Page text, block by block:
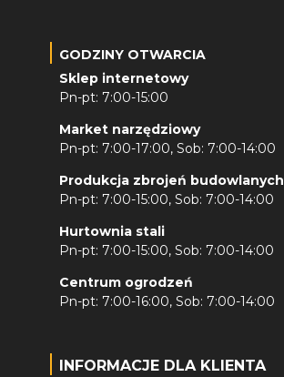
GODZINY OTWARCIA
Sklep internetowy
Pn-pt: 7:00-15:00
Market narzędziowy
Pn-pt: 7:00-17:00, Sob: 7:00-14:00
Produkcja zbrojeń budowlanych
Pn-pt: 7:00-15:00, Sob: 7:00-14:00
Hurtownia stali
Pn-pt: 7:00-15:00, Sob: 7:00-14:00
Centrum ogrodzeń
Pn-pt: 7:00-16:00, Sob: 7:00-14:00
INFORMACJE DLA KLIENTA